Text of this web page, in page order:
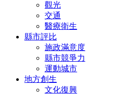
觀光
交通
醫療衛生
縣市評比
施政滿意度
縣市競爭力
運動城市
地方創生
文化復興